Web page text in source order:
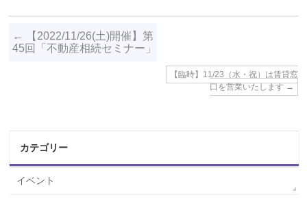
←
【2022/11/26(土)開催】第
45回「不動産相続セミナー」
【臨時】11/23（水・祝）は賃貸窓
口を営業いたします →
カテゴリー
イベント